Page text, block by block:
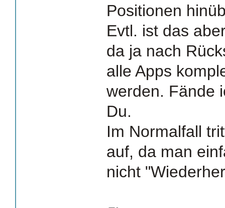
Positionen
Evtl. ist das
da ja nach
alle Apps
werden. Fände
Du.
Im Normalfall
auf, da man
nicht